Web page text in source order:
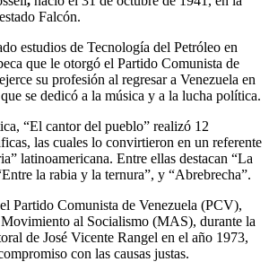
Falcón.
estudios de Tecnología del Petróleo en
que le otorgó el Partido Comunista de
su profesión al regresar a Venezuela en
se dedicó a la música y a la lucha política.
“El cantor del pueblo” realizó 12
las cuales lo convirtieron en un referente
latinoamericana. Entre ellas destacan “La
la rabia y la ternura”, y “Abrebrecha”.
Partido Comunista de Venezuela (PCV),
al Socialismo (MAS), durante la
de José Vicente Rangel en el año 1973,
con las causas justas.